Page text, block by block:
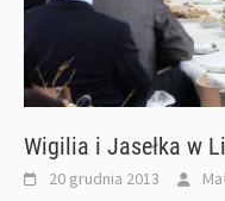
Wigilia i Jasełka w
20 grudnia 2013